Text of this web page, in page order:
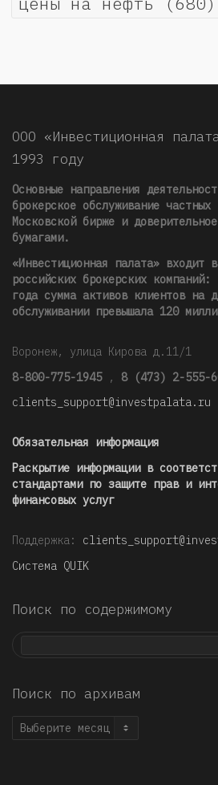
ООО «Инвестиционная
1993 году
Основные направления
брокерское обслуживание частных
Московской бирже и
бумагами.
«Инвестиционная палата» входит
российских брокерских
года сумма активов клиентов на
обслуживании превышала 120
Воронеж, улица Кирова д.11/1
8-800-775-1945 , 8 (473) 2-555-
clients_support@investpalata.ru
Обязательная информация
Раскрытие информации в
стандартами по защите прав и
финансовых услуг
Поддержка:
Система QUIK
Поиск по содержимому
Поиск по архивам
Поиск